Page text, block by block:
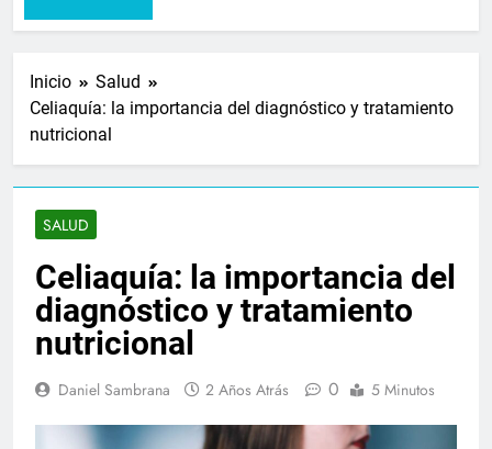
Inicio
Salud
Celiaquía: la importancia del diagnóstico y tratamiento
nutricional
SALUD
Celiaquía: la importancia del
diagnóstico y tratamiento
nutricional
Daniel Sambrana 2 Años Atrás 0 5 Minutos